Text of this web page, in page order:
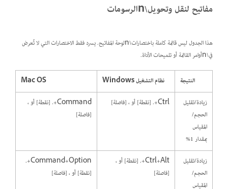
مفاتيح لنقل وتحويل\nالرسومات
هذا الجدول ليس قائمة كاملة باختصارات\nلوحة المفاتيح. يسرد فقط الاختصارات التي لا تُعرض
نظام التشغيل Windows
Mac OS
زيادة/تقليل
الحجم/
Ctrl+. [نقطة] أو ، [فاصلة]
Command+. [نقطة] أو ،
[فاصلة]
زيادة/تقليل
الحجم/
Ctrl+Alt+. [نقطة] أو ،
[فاصلة]
Command+Option+.
[نقطة] أو ، [فاصلة]